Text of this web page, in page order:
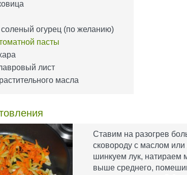
огурец (по желанию)
пасты
лист
масла
Ставим на разогрев
сковороду с маслом или
шинкуем лук, натираем
выше среднего,